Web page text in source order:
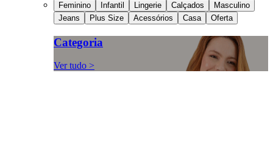
Feminino Infantil Lingerie Calçados
Masculino
Jeans
Plus Size Acessórios Casa Oferta
Categoria
Ver tudo >